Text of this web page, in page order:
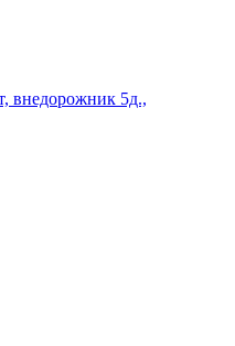
внедорожник 5д.,